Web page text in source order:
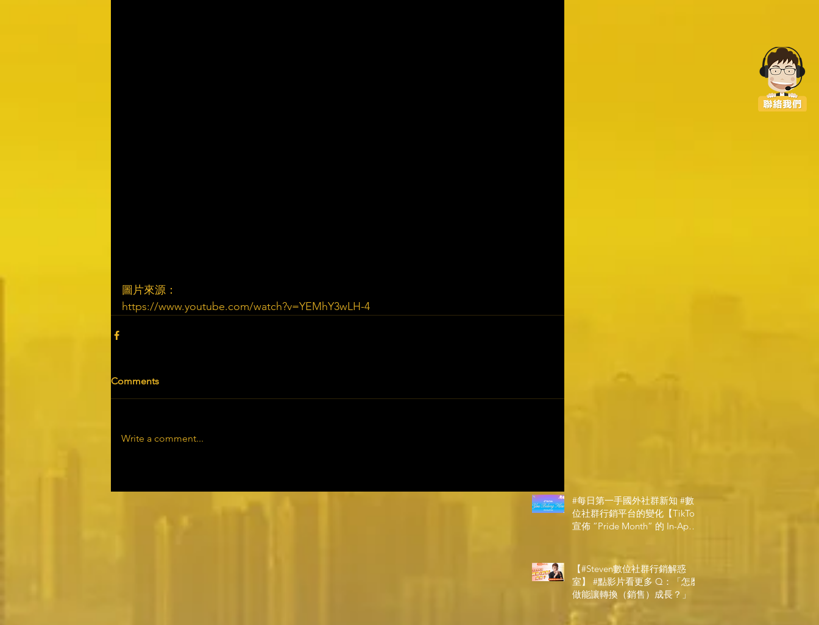
圖片來源：
https://www.youtube.com/watch?v=YEMhY3wLH-4
Comments
Write a comment...
#每日第一手國外社群新知 #數
位社群行銷平台的變化【TikTok
宣佈 ”Pride Month” 的 In-App
【#Steven數位社群行銷解惑
室】 #點影片看更多​ Q：「怎麼
做能讓轉換（銷售）成長？」